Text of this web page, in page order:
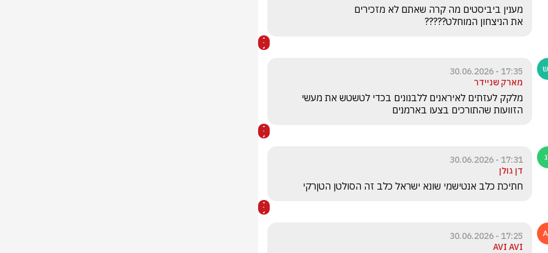
את הניצחון המוחלט?????
17:35 - 30.06.2026
מארק שניידר
הזוועות שהתורכים בצעו בארמנים
17:31 - 30.06.2026
דן גולן
חתיכת כלב אנטישמי שונא ישראל כלב זה הסולטן הטןרקי
17:25 - 30.06.2026
AVI AVI